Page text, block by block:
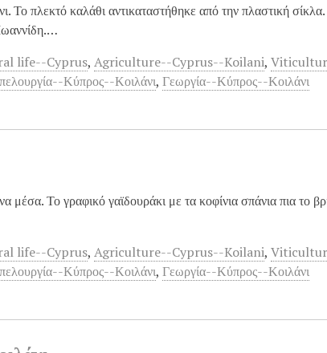
Το πλεκτό καλάθι αντικαταστήθηκε από την πλαστική
life--Cyprus,Agriculture--Cyprus--Koilani,
Κύπρος--Κοιλάνι,Γεωργία--Κύπρος--Κοιλάνι
μέσα. Το γραφικό γαϊδουράκι με τα κοφίνια σπάνια πια το
life--Cyprus,Agriculture--Cyprus--Koilani,
Κύπρος--Κοιλάνι,Γεωργία--Κύπρος--Κοιλάνι